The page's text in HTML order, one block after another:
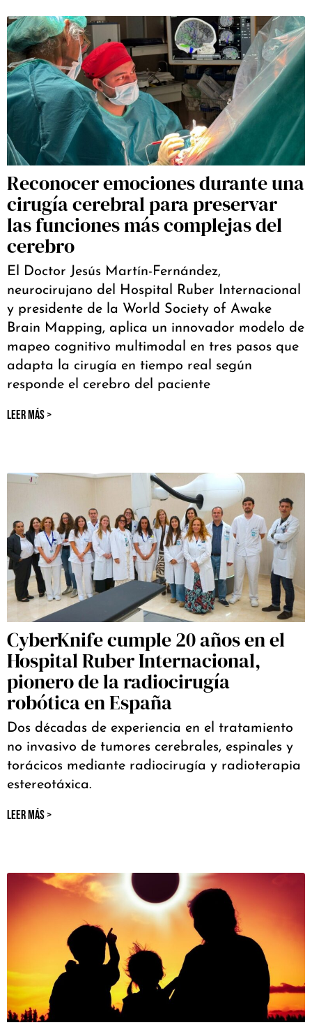
Reconocer emociones durante una
cirugía cerebral para preservar
las funciones más complejas del
cerebro
El Doctor Jesús Martín-Fernández,
neurocirujano del Hospital Ruber Internacional
y presidente de la World Society of Awake
Brain Mapping, aplica un innovador modelo de
mapeo cognitivo multimodal en tres pasos que
adapta la cirugía en tiempo real según
responde el cerebro del paciente
LEER MÁS >
CyberKnife cumple 20 años en el
Hospital Ruber Internacional,
pionero de la radiocirugía
robótica en España
Dos décadas de experiencia en el tratamiento
no invasivo de tumores cerebrales, espinales y
torácicos mediante radiocirugía y radioterapia
estereotáxica.
LEER MÁS >